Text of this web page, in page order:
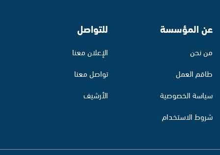
عن المؤسسة
من نحن
طاقم العمل
سياسة الخصوصية
شروط الاستخدام
للتواصل
الإعلان معنا
تواصل معنا
الأرشيف